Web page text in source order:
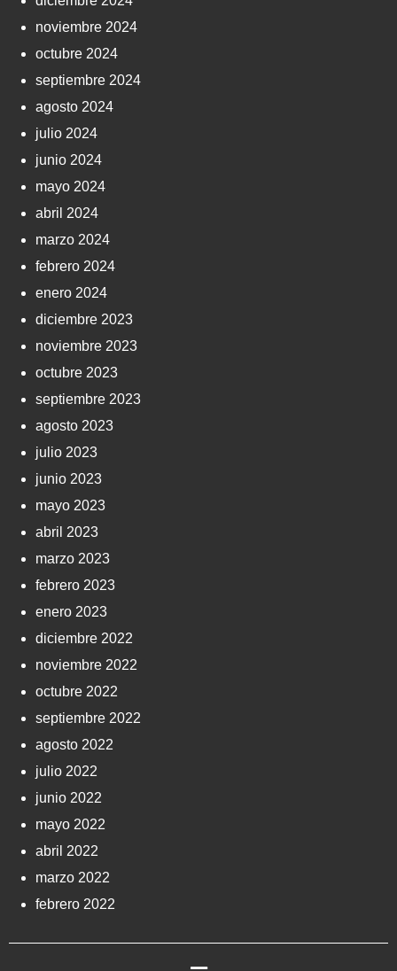
noviembre 2024
octubre 2024
septiembre 2024
agosto 2024
julio 2024
junio 2024
mayo 2024
abril 2024
marzo 2024
febrero 2024
enero 2024
diciembre 2023
noviembre 2023
octubre 2023
septiembre 2023
agosto 2023
julio 2023
junio 2023
mayo 2023
abril 2023
marzo 2023
febrero 2023
enero 2023
diciembre 2022
noviembre 2022
octubre 2022
septiembre 2022
agosto 2022
julio 2022
junio 2022
mayo 2022
abril 2022
marzo 2022
febrero 2022